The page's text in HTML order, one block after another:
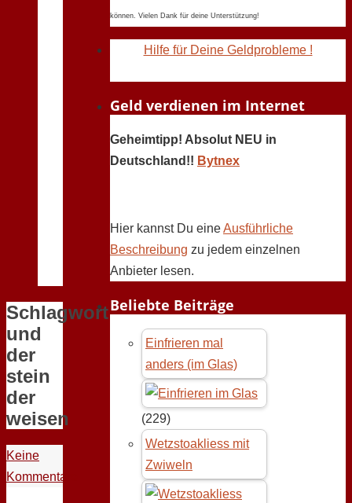
Schlagwort:
und
der
stein
der
weisen
Keine
Kommentare
können. Vielen Dank für deine Unterstützung!
Hilfe für Deine Geldprobleme !
Geld verdienen im Internet
Geheimtipp! Absolut NEU in
Deutschland!! Bytnex
Hier kannst Du eineAusführliche
Beschreibung zu jedem einzelnen
Anbieter lesen.
Beliebte Beiträge
Einfrieren mal
anders (im Glas)
(229)
Wetzstoakliess mit
Zwiweln